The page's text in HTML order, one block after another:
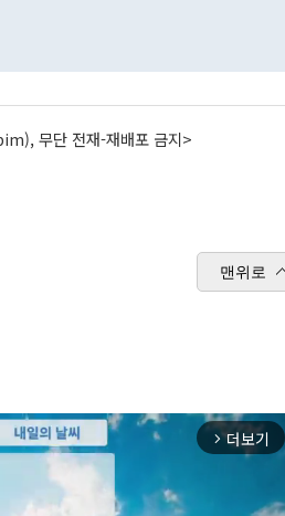
무단 전재-재배포 금지>
맨위로
arrow_forward_ios 더보기